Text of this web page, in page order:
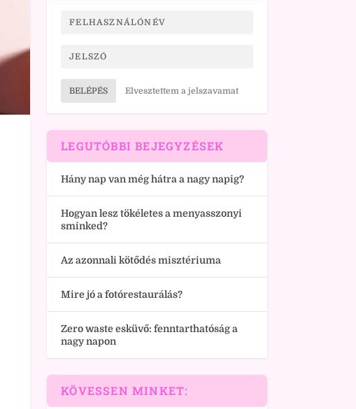
BELÉPÉS Elvesztettem a jelszavamat
LEGUTÓBBI BEJEGYZÉSEK
Hány nap van még hátra a nagy napig?
Hogyan lesz tökéletes a menyasszonyi
sminked?
Az azonnali kötődés misztériuma
Mire jó a fotórestaurálás?
Zero waste esküvő: fenntarthatóság a
nagy napon
KÖVESSEN MINKET: